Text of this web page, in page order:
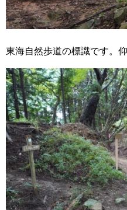
東海自然歩道の標識です。